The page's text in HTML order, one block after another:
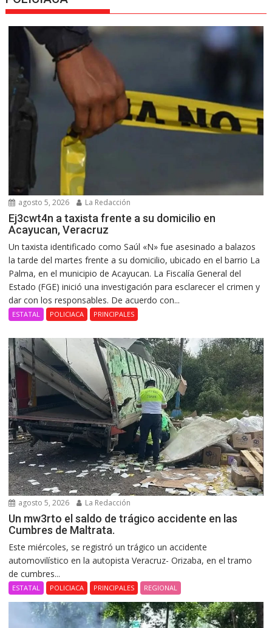
agosto 5, 2026 La Redacción
Ej3cwt4n a taxista frente a su domicilio en
Acayucan, Veracruz
Un taxista identificado como Saúl «N» fue asesinado a balazos
la tarde del martes frente a su domicilio, ubicado en el barrio La
Palma, en el municipio de Acayucan. La Fiscalía General del
Estado (FGE) inició una investigación para esclarecer el crimen y
dar con los responsables. De acuerdo con...
ESTATAL POLICIACA PRINCIPALES
agosto 5, 2026 La Redacción
Un mw3rto el saldo de trágico accidente en las
Cumbres de Maltrata.
Este miércoles, se registró un trágico un accidente
automovilístico en la autopista Veracruz- Orizaba, en el tramo
de cumbres...
ESTATAL POLICIACA PRINCIPALES REGIONAL